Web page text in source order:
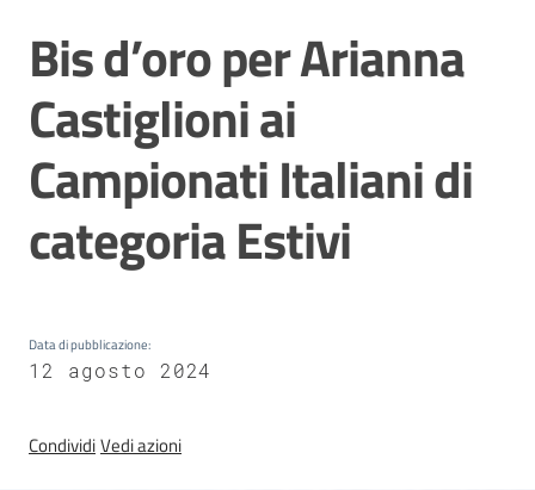
Discipline
Sezioni
giovanili
ed
Salta al contenuto
Bis d’oro per Arianna
Castiglioni ai
Campionati Italiani di
categoria Estivi
Data di pubblicazione:
12 agosto 2024
CondividiVedi azioni